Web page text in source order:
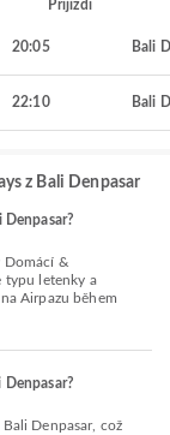
Přijíždí
20:05 Bali
22:10 Bali
z Bali Denpasar
typu letenky a
Airpazu během